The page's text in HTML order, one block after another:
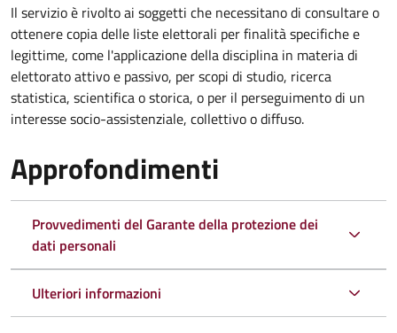
Il servizio è rivolto ai soggetti che necessitano di consultare o
ottenere copia delle liste elettorali per finalità specifiche e
legittime, come l'applicazione della disciplina in materia di
elettorato attivo e passivo, per scopi di studio, ricerca
statistica, scientifica o storica, o per il perseguimento di un
interesse socio-assistenziale, collettivo o diffuso.
Approfondimenti
Provvedimenti del Garante della protezione dei
dati personali
Ulteriori informazioni